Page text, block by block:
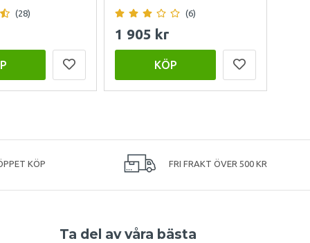
(28) (6)
1 905 kr
KÖP
KÖP FRI FRAKT ÖVER 500 KR
Ta del av våra bästa